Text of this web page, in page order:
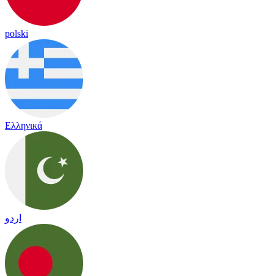
polski
Ελληνικά
اردو